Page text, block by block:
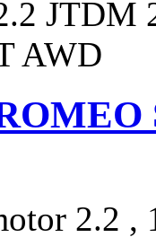
2.2 ,